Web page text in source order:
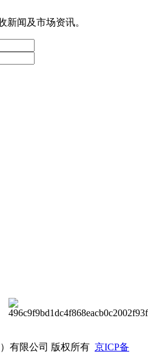
新闻及市场资讯。
有限公司 版权所有 京ICP备